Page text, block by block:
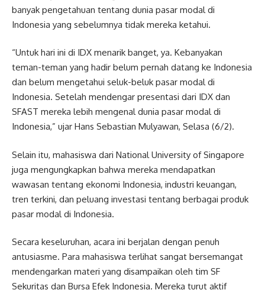
banyak pengetahuan tentang dunia pasar modal di
Indonesia yang sebelumnya tidak mereka ketahui.
“Untuk hari ini di IDX menarik banget, ya. Kebanyakan
teman-teman yang hadir belum pernah datang ke Indonesia
dan belum mengetahui seluk-beluk pasar modal di
Indonesia. Setelah mendengar presentasi dari IDX dan
SFAST mereka lebih mengenal dunia pasar modal di
Indonesia,” ujar Hans Sebastian Mulyawan, Selasa (6/2).
Selain itu, mahasiswa dari National University of Singapore
juga mengungkapkan bahwa mereka mendapatkan
wawasan tentang ekonomi Indonesia, industri keuangan,
tren terkini, dan peluang investasi tentang berbagai produk
pasar modal di Indonesia.
Secara keseluruhan, acara ini berjalan dengan penuh
antusiasme. Para mahasiswa terlihat sangat bersemangat
mendengarkan materi yang disampaikan oleh tim SF
Sekuritas dan Bursa Efek Indonesia. Mereka turut aktif